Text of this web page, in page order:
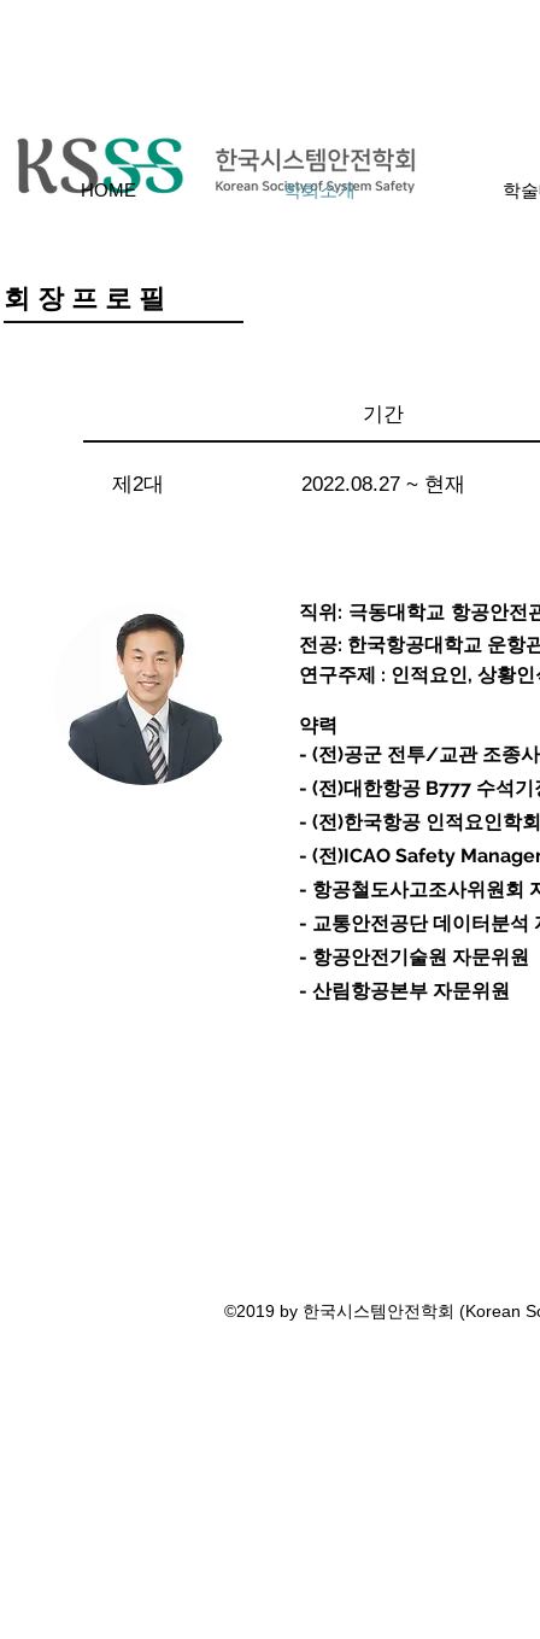
HOME 학회소개 학
회 장 프 로 필
기간
제​2대 2022.08.27 ~ 현재
직위: 극동대학교 항공안전
전공: 한국항공대학교 운항
연구주제 : 인적요인, 상황
약력
- (전)공군 전투/교관 조종
- (전)대한항공 B777 수석
- (전)한국항공 인적요인학
- (전)ICAO Safety
- 항공철도사고조사위원회
- 교통안전공단 데이터분석
- 항공안전기술원 자문위원
- 산림항공본부 자문위원
©2019 by 한국시스템안전학회 (Korean